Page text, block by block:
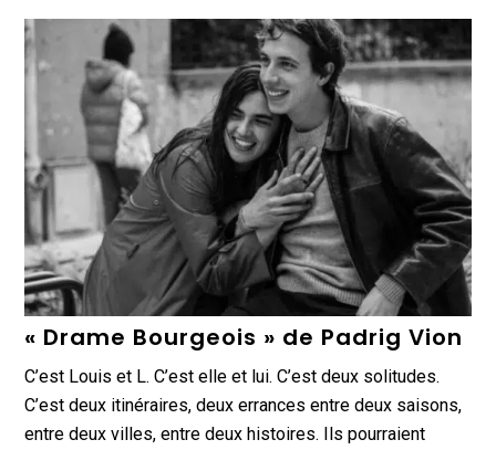
« Drame Bourgeois » de Padrig Vion
C’est Louis et L. C’est elle et lui. C’est deux solitudes.
C’est deux itinéraires, deux errances entre deux saisons,
entre deux villes, entre deux histoires. Ils pourraient